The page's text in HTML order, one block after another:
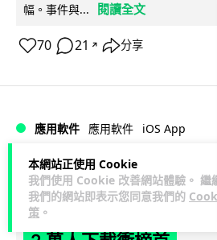
本網站正使用 Cookie
我們使用 Cookie 改善網站體驗。 繼
我們的網站即表示您同意我們的
策 。
幅。事件與...
閱讀全文
70 21 ↗ 分享
應用軟件 應用軟件 iOS App
Lawton 2 日
首爾大生 2 星期開發防